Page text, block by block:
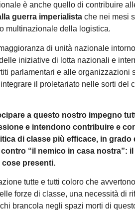
è anche quello di contribuire
guerra imperialista che nei mesi
multinazionale della logistica.
di unità nazionale
iniziative di lotta nazionali e
parlamentari e alle
il proletariato nelle sorti del
a questo nostro impegno
e intendono contribuire e
di classe più efficace, in
“il nemico in casa nostra”:
presenti.
tutte e tutti coloro che
forze di classe, una necessità di
brancola negli spazi morti di